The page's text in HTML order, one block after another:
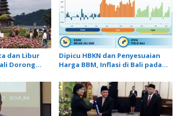
dan Libur
Dorong
Dipicu HBKN dan Penyesuaian
Harga BBM, Inflasi di Bali pada